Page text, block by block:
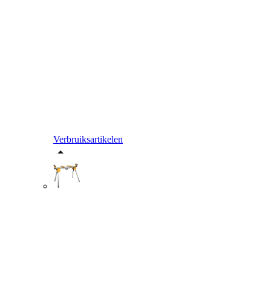
Verbruiksartikelen